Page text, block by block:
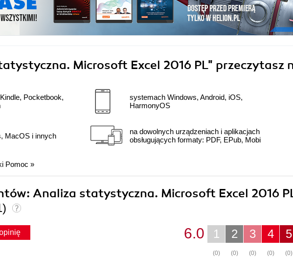
Microsoft Excel 2016 PL" przeczytasz
Pocketbook,
MacOS i innych
systemach Windows, Android, iOS,
HarmonyOS
na dowolnych urządzeniach i aplikacjach
obsługujących formaty: PDF, EPub, Mobi
Pomoc »
Analiza statystyczna. Microsoft Excel 2016
5
(0)
4
(0)
3
(0)
2
(0)
1
(0)
6.0